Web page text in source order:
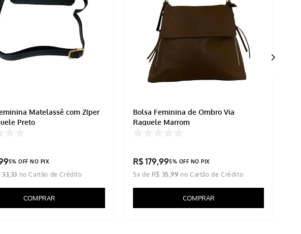
Matelassê com Zíper
Preto
5% OFF NO PIX
33 33
COMPRAR
Bolsa Feminina de Ombro Via
Raquele Marrom
R$ 179,995% OFF NO PIX
5x de R$ 35 ,99
COMPRAR